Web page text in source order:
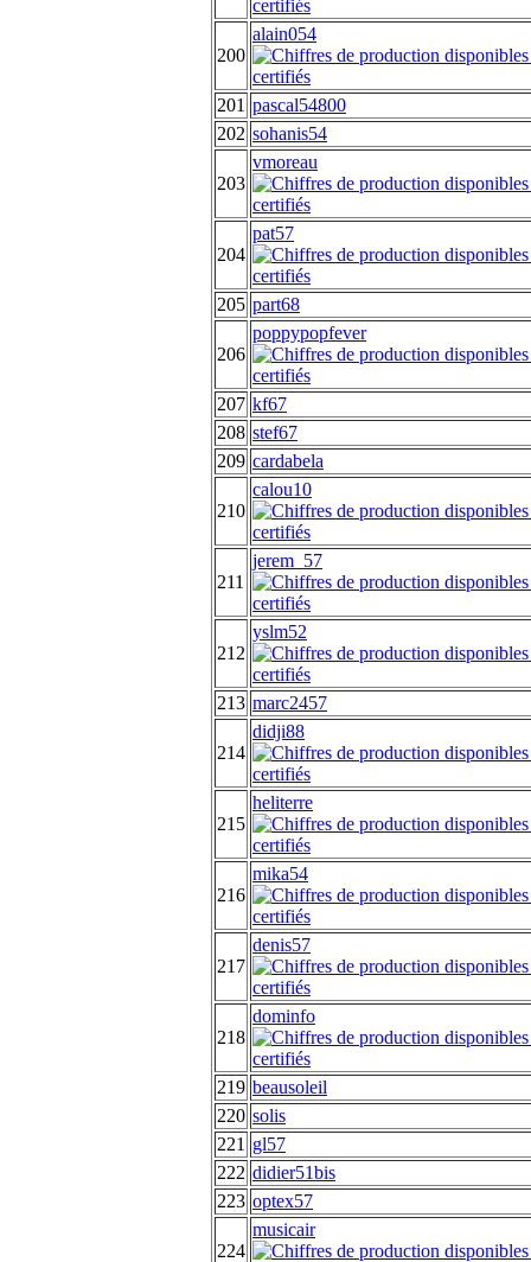
200
alain054
201 pascal54800
202 sohanis54
203
vmoreau
204
pat57
205 part68
206
poppypopfever
207 kf67
208 stef67
209 cardabela
210
calou10
211
jerem_57
212
yslm52
213 marc2457
214
didji88
215
heliterre
216
mika54
217
denis57
218
dominfo
219 beausoleil
220 solis
221 gl57
222 didier51bis
223 optex57
224
musicair